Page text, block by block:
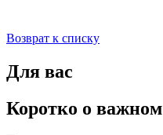
Возврат к списку
Для вас
Коротко о важном